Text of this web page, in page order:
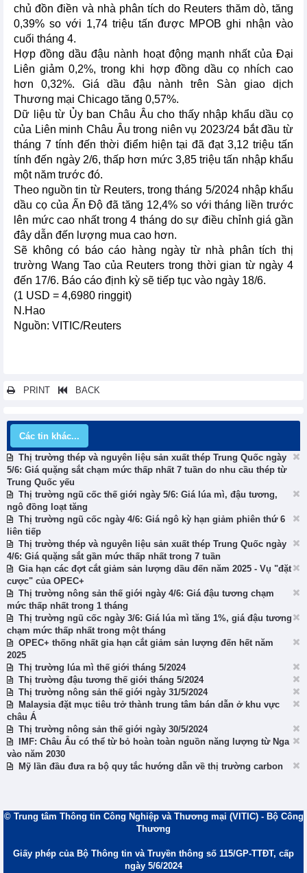
chủ đồn điền và nhà phân tích do Reuters thăm dò, tăng
0,39% so với 1,74 triệu tấn được MPOB ghi nhận vào
cuối tháng 4.
Hợp đồng dầu đậu nành hoạt động mạnh nhất của Đại
Liên giảm 0,2%, trong khi hợp đồng dầu cọ nhích cao
hơn 0,32%. Giá dầu đậu nành trên Sàn giao dịch
Thương mại Chicago tăng 0,57%.
Dữ liệu từ Ủy ban Châu Âu cho thấy nhập khẩu dầu cọ
của Liên minh Châu Âu trong niên vụ 2023/24 bắt đầu từ
tháng 7 tính đến thời điểm hiện tại đã đạt 3,12 triệu tấn
tính đến ngày 2/6, thấp hơn mức 3,85 triệu tấn nhập khẩu
một năm trước đó.
Theo nguồn tin từ Reuters, trong tháng 5/2024 nhập khẩu
dầu cọ của Ấn Độ đã tăng 12,4% so với tháng liền trước
lên mức cao nhất trong 4 tháng do sự điều chỉnh giá gần
đây dẫn đến lượng mua cao hơn.
Sẽ không có báo cáo hàng ngày từ nhà phân tích thị
trường Wang Tao của Reuters trong thời gian từ ngày 4
đến 17/6. Báo cáo định kỳ sẽ tiếp tục vào ngày 18/6.
(1 USD = 4,6980 ringgit)
N.Hao
Nguồn: VITIC/Reuters
PRINT BACK
Các tin khác...
Thị trường thép và nguyên liệu sản xuất thép Trung Quốc ngày
5/6: Giá quặng sắt chạm mức thấp nhất 7 tuần do nhu cầu thép từ
Trung Quốc yếu
Thị trường ngũ cốc thế giới ngày 5/6: Giá lúa mì, đậu tương,
ngô đồng loạt tăng
Thị trường ngũ cốc ngày 4/6: Giá ngô kỳ hạn giảm phiên thứ 6
liên tiếp
Thị trường thép và nguyên liệu sản xuất thép Trung Quốc ngày
4/6: Giá quặng sắt gần mức thấp nhất trong 7 tuần
Gia hạn các đợt cắt giảm sản lượng dầu đến năm 2025 - Vụ "đặt
cược" của OPEC+
Thị trường nông sản thế giới ngày 4/6: Giá đậu tương chạm
mức thấp nhất trong 1 tháng
Thị trường ngũ cốc ngày 3/6: Giá lúa mì tăng 1%, giá đậu tương
chạm mức thấp nhất trong một tháng
OPEC+ thống nhất gia hạn cắt giảm sản lượng đến hết năm
2025
Thị trường lúa mì thế giới tháng 5/2024
Thị trường đậu tương thế giới tháng 5/2024
Thị trường nông sản thế giới ngày 31/5/2024
Malaysia đặt mục tiêu trở thành trung tâm bán dẫn ở khu vực
châu Á
Thị trường nông sản thế giới ngày 30/5/2024
IMF: Châu Âu có thể từ bỏ hoàn toàn nguồn năng lượng từ Nga
vào năm 2030
Mỹ lần đầu đưa ra bộ quy tắc hướng dẫn về thị trường carbon
© Trung tâm Thông tin Công Nghiệp và Thương mại (VITIC) - Bộ Công
Thương
Giấy phép của Bộ Thông tin và Truyền thông số 115/GP-TTĐT, cấp
ngày 5/6/2024